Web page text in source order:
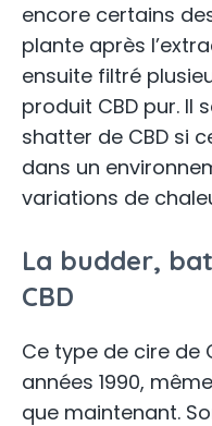
encore certains
plante après
ensuite filtré
produit CBD pur. Il
shatter de CBD si
dans un
variations de
La budder,
CBD
Ce type de cire de
années 1990,
que maintenant.